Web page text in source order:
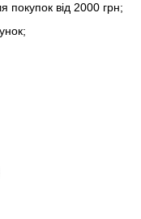
покупок від 2000 грн;